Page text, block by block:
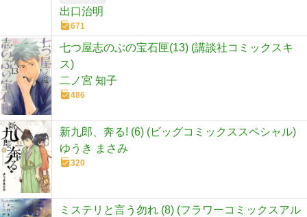
出口治明
671
七つ屋志のぶの宝石匣(13) (講談社コミックスキ
ス)
二ノ宮 知子
486
新九郎、奔る! (6) (ビッグコミックススペシャル)
ゆうき まさみ
320
ミステリと言う勿れ (8) (フラワーコミックスアル